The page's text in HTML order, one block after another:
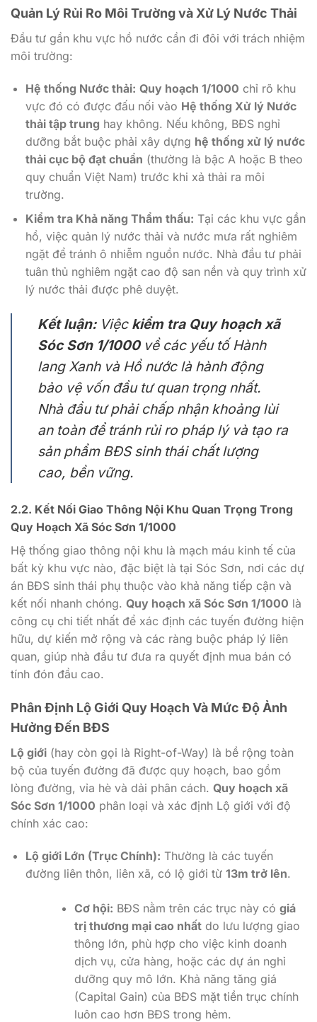
Quản Lý Rủi Ro Môi Trường và Xử Lý Nước Thải
Đầu tư gần khu vực hồ nước cần đi đôi với trách nhiệm
môi trường:
Hệ thống Nước thải: Quy hoạch 1/1000 chỉ rõ khu
vực đó có được đấu nối vào Hệ thống Xử lý Nước
thải tập trung hay không. Nếu không, BĐS nghỉ
dưỡng bắt buộc phải xây dựng hệ thống xử lý nước
thải cục bộ đạt chuẩn (thường là bậc A hoặc B theo
quy chuẩn Việt Nam) trước khi xả thải ra môi
trường.
Kiểm tra Khả năng Thẩm thấu: Tại các khu vực gần
hồ, việc quản lý nước thải và nước mưa rất nghiêm
ngặt để tránh ô nhiễm nguồn nước. Nhà đầu tư phải
tuân thủ nghiêm ngặt cao độ san nền và quy trình xử
lý nước thải được phê duyệt.
Kết luận:Việc kiểm tra Quy hoạch xã
Sóc Sơn 1/1000về các yếu tố Hành
lang Xanh và Hồ nước là hành động
bảo vệ vốn đầu tư quan trọng nhất.
Nhà đầu tư phải chấp nhận khoảng lùi
an toàn để tránh rủi ro pháp lý và tạo ra
sản phẩm BĐS sinh thái chất lượng
cao, bền vững.
2.2. Kết Nối Giao Thông Nội Khu Quan Trọng Trong
Quy Hoạch Xã Sóc Sơn 1/1000
Hệ thống giao thông nội khu là mạch máu kinh tế của
bất kỳ khu vực nào, đặc biệt là tại Sóc Sơn, nơi các dự
án BĐS sinh thái phụ thuộc vào khả năng tiếp cận và
kết nối nhanh chóng. Quy hoạch xã Sóc Sơn 1/1000 là
công cụ chi tiết nhất để xác định các tuyến đường hiện
hữu, dự kiến mở rộng và các ràng buộc pháp lý liên
quan, giúp nhà đầu tư đưa ra quyết định mua bán có
tính đón đầu cao.
Phân Định Lộ Giới Quy Hoạch Và Mức Độ Ảnh
Hưởng Đến BĐS
Lộ giới (hay còn gọi là Right-of-Way) là bề rộng toàn
bộ của tuyến đường đã được quy hoạch, bao gồm
lòng đường, vỉa hè và dải phân cách. Quy hoạch xã
Sóc Sơn 1/1000 phân loại và xác định Lộ giới với độ
chính xác cao:
Lộ giới Lớn (Trục Chính): Thường là các tuyến
đường liên thôn, liên xã, có lộ giới từ 13m trở lên.
Cơ hội: BĐS nằm trên các trục này có giá
trị thương mại cao nhấtdo lưu lượng giao
thông lớn, phù hợp cho việc kinh doanh
dịch vụ, cửa hàng, hoặc các dự án nghỉ
dưỡng quy mô lớn. Khả năng tăng giá
(Capital Gain) của BĐS mặt tiền trục chính
luôn cao hơn BĐS trong hẻm.